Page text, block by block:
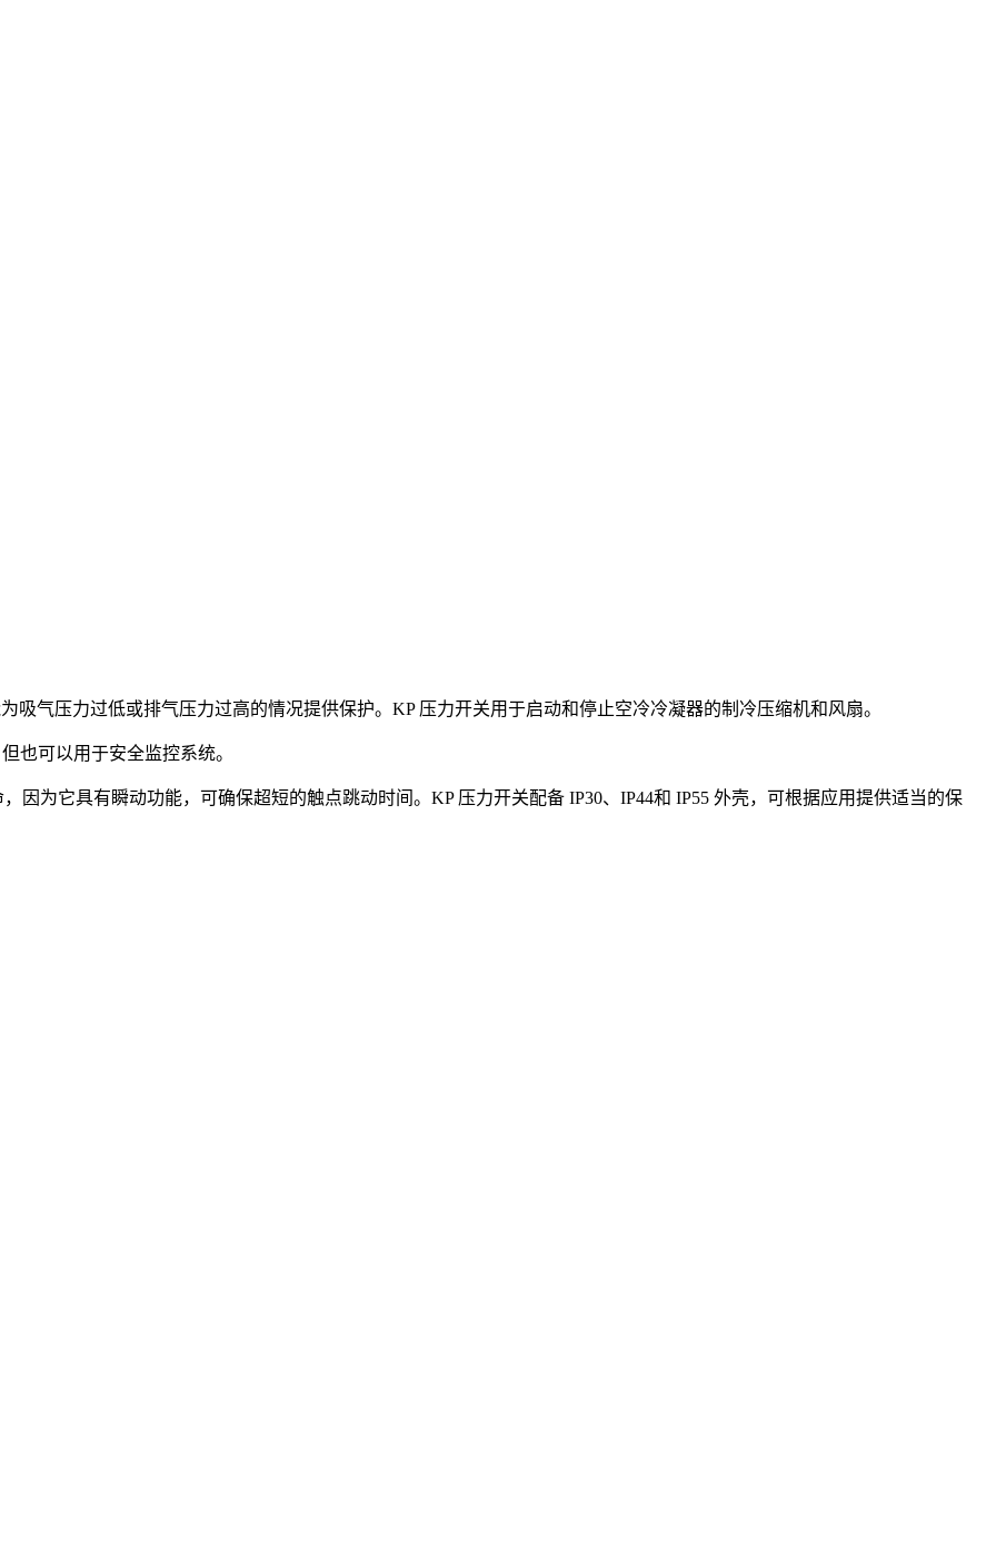
吸气压力过低或排气压力过高的情况提供保护。KP 压力开关用于启动和停止空冷冷凝器的制冷压缩机和风扇。
也可以用于安全监控系统。
因为它具有瞬动功能，可确保超短的触点跳动时间。KP 压力开关配备 IP30、IP44和 IP55 外壳，可根据应用提供适当的保